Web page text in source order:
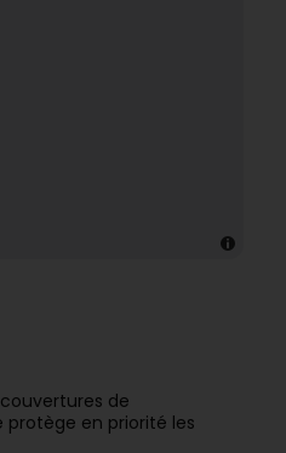
de
protège en priorité les